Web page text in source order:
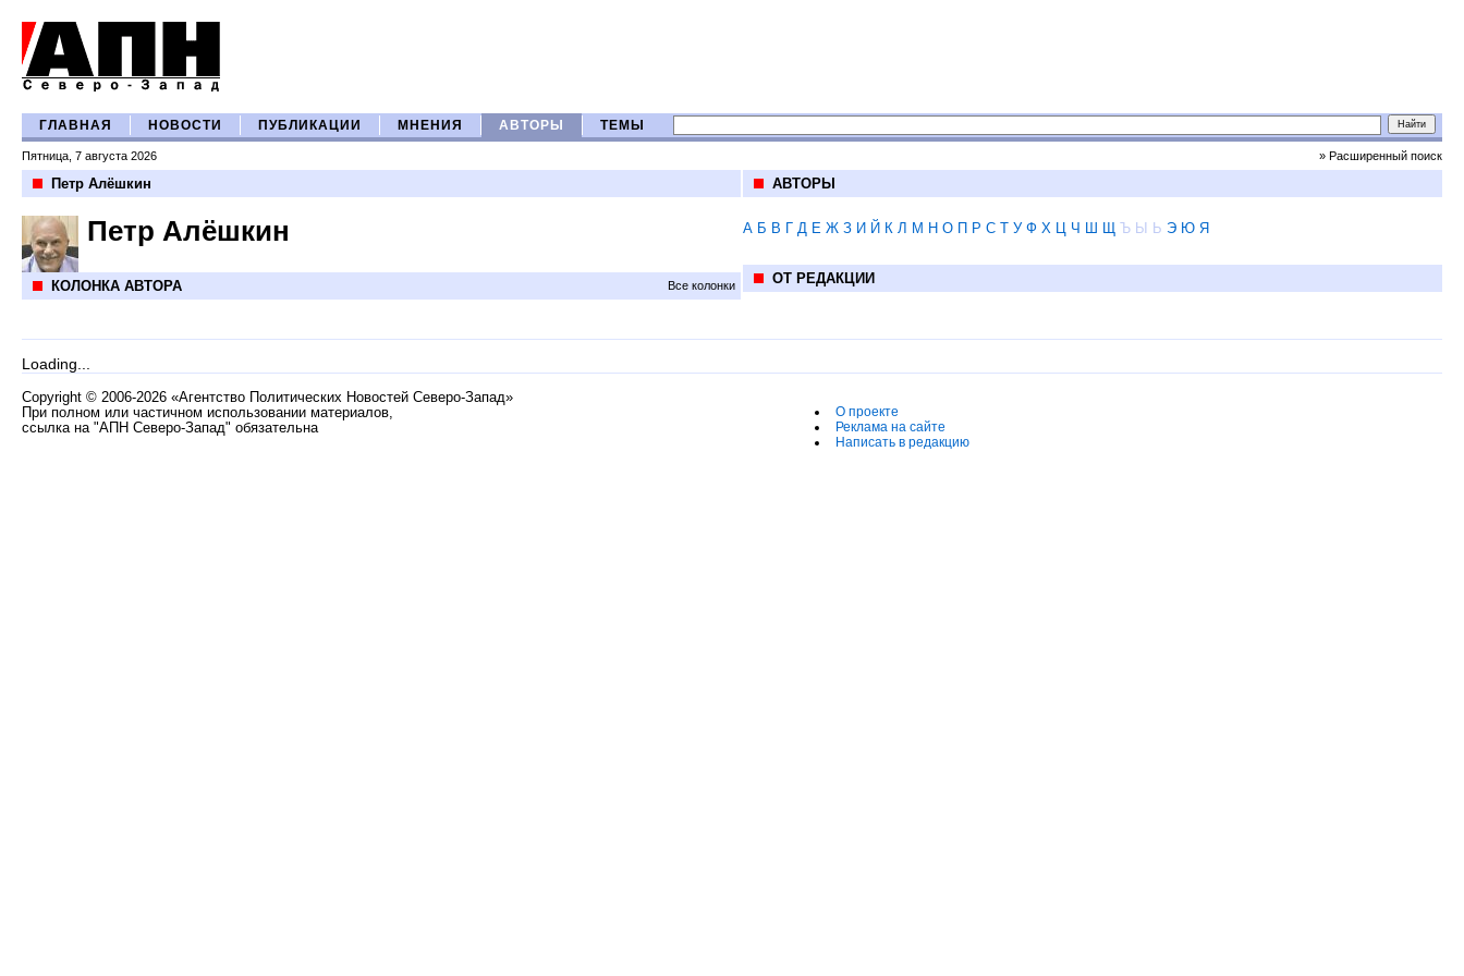
ГЛАВНАЯ НОВОСТИ ПУБЛИКАЦИИ МНЕНИЯ АВТОРЫ ТЕМЫ
Пятница, 7 августа 2026 » Расширенный поиск
Петр Алёшкин
Петр Алёшкин
КОЛОНКА АВТОРА Все колонки
АВТОРЫ
А Б В Г Д Е Ж З И Й К Л М Н О П Р С Т У Ф Х Ц Ч Ш Щ Ъ Ы Ь Э Ю Я
ОТ РЕДАКЦИИ
Loading...
Copyright © 2006-2026 «Агентство Политических Новостей Северо-Запад»
При полном или частичном использовании материалов,
ссылка на "АПН Северо-Запад" обязательна
О проекте
Реклама на сайте
Написать в редакцию